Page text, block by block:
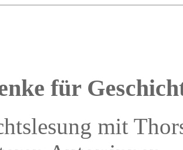
für
mit